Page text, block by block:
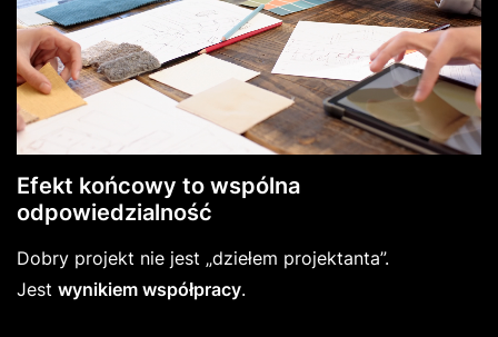
Efekt końcowy to wspólna
odpowiedzialność
Dobry projekt nie jest „dziełem projektanta”.
Jest wynikiem współpracy.